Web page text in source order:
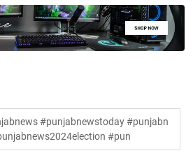
#punjabnewstoday #punjabn
#pun